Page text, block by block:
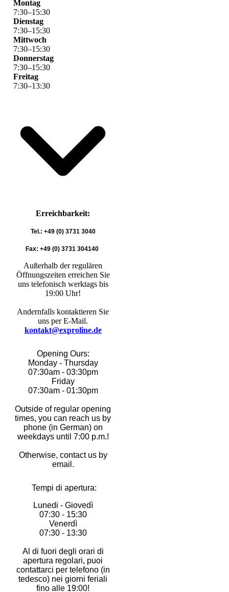
Montag
7:30–15:30
Dienstag
7:30–15:30
Mittwoch
7:30–15:30
Donnerstag
7:30–15:30
Freitag
7:30–13:30
Erreichbarkeit:
Tel.: +49 (0) 3731 3040
Fax: +49 (0) 3731 304140
Außerhalb der regulären
Öffnungszeiten erreichen Sie
uns telefonisch werktags bis
19:00 Uhr!
Andernfalls kontaktieren Sie
uns per E-Mail.
kontakt@exproline.de
Opening Ours:
Monday - Thursday
07:30am - 03:30pm
Friday
07:30am - 01:30pm
Outside of regular opening
times, you can reach us by
phone (in German) on
weekdays until 7:00 p.m.!
Otherwise, contact us by
email.
Tempi di apertura:
Lunedi - Giovedì
07:30 - 15:30
Venerdì
07:30 - 13:30
Al di fuori degli orari di
apertura regolari, puoi
contattarci per telefono (in
tedesco) nei giorni feriali
fino alle 19:00!